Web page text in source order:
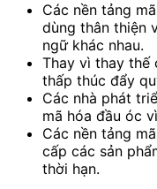
Các nền tảng
dùng thân thiện
ngữ khác nhau.
Thay vì thay thế
thấp thúc đẩy
Các nhà phát
mã hóa đầu óc
Các nền tảng
cấp các sản
thời hạn.